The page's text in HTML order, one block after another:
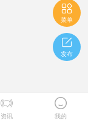

菜单

发布

资讯

我的